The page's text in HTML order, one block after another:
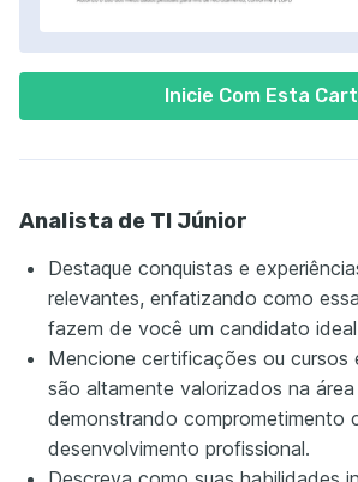
Inicie Com Esta
Analista de TI Júnior
Destaque conquistas e
relevantes, enfatizando como
fazem de você um candidato
Mencione certificações ou cursos
são altamente valorizados na
demonstrando comprometimento
desenvolvimento profissional.